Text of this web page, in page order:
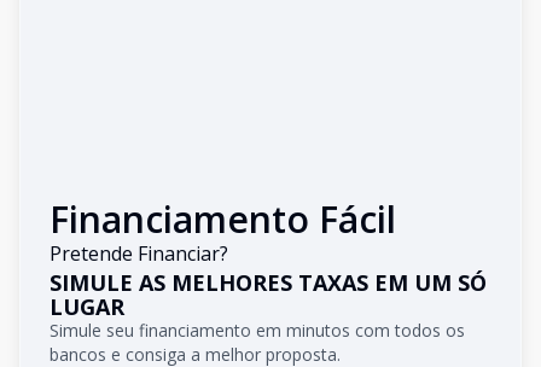
Financiamento Fácil
Pretende Financiar?
SIMULE AS MELHORES TAXAS EM UM SÓ
LUGAR
Simule seu financiamento em minutos com todos os
bancos e consiga a melhor proposta.